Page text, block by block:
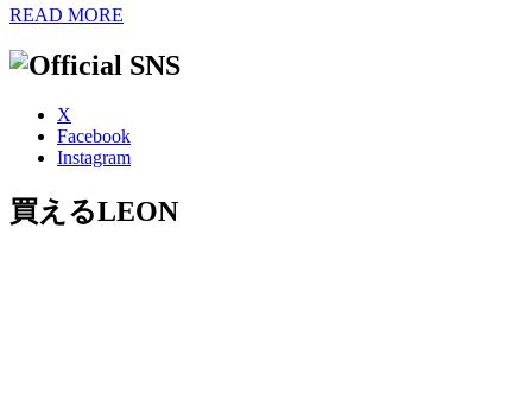
READ MORE
X
Facebook
Instagram
買えるLEON